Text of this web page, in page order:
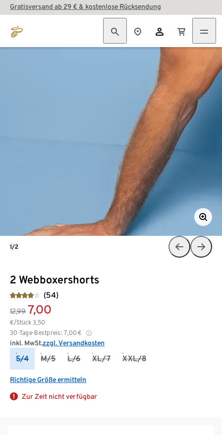
Gratisversand ab 29 € & kostenlose Rücksendung
2 Webboxershorts
(54)
12,99 7,00
€/Stück 3,50
30-Tage-Bestpreis: 7,00 €
inkl. MwSt.zzgl. Versandkosten
S/4 M/5 L/6 XL/7 XXL/8
Richtige Größe ermitteln
Zur Zeit nicht verfügbar
1/2